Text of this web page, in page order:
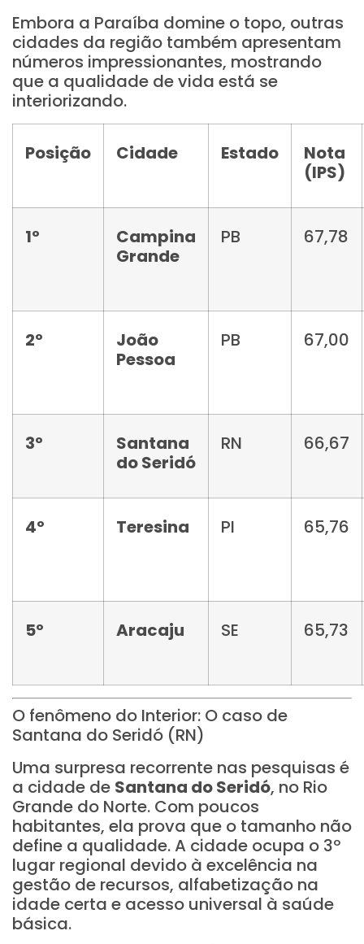
Embora a Paraíba domine o topo, outras
cidades da região também apresentam
números impressionantes, mostrando
que a qualidade de vida está se
interiorizando.
Posição Cidade Estado
Nota
(IPS)
1º
Campina
Grande
PB 67,78
2º
João
Pessoa
PB 67,00
3º
Santana
do Seridó
RN 66,67
4º Teresina PI 65,76
5º Aracaju SE 65,73
O fenômeno do Interior: O caso de
Santana do Seridó (RN)
Uma surpresa recorrente nas pesquisas é
a cidade de Santana do Seridó, no Rio
Grande do Norte. Com poucos
habitantes, ela prova que o tamanho não
define a qualidade. A cidade ocupa o 3º
lugar regional devido à excelência na
gestão de recursos, alfabetização na
idade certa e acesso universal à saúde
básica.